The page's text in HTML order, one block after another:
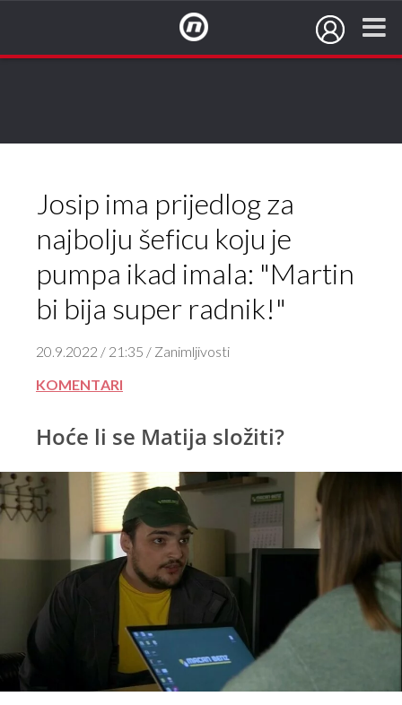
Josip ima prijedlog za
najbolju šeficu koju je
pumpa ikad imala: "Martin
bi bija super radnik!"
20.9.2022 / 21:35 / Zanimljivosti
KOMENTARI
Hoće li se Matija složiti?